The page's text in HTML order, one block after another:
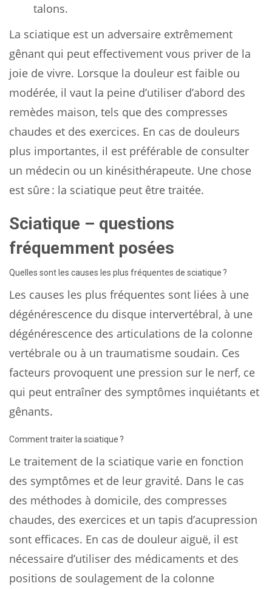
talons.
La sciatique est un adversaire extrêmement
gênant qui peut effectivement vous priver de la
joie de vivre. Lorsque la douleur est faible ou
modérée, il vaut la peine d’utiliser d’abord des
remèdes maison, tels que des compresses
chaudes et des exercices. En cas de douleurs
plus importantes, il est préférable de consulter
un médecin ou un kinésithérapeute. Une chose
est sûre : la sciatique peut être traitée.
Sciatique – questions
fréquemment posées
Quelles sont les causes les plus fréquentes de sciatique ?
Les causes les plus fréquentes sont liées à une
dégénérescence du disque intervertébral, à une
dégénérescence des articulations de la colonne
vertébrale ou à un traumatisme soudain. Ces
facteurs provoquent une pression sur le nerf, ce
qui peut entraîner des symptômes inquiétants et
gênants.
Comment traiter la sciatique ?
Le traitement de la sciatique varie en fonction
des symptômes et de leur gravité. Dans le cas
des méthodes à domicile, des compresses
chaudes, des exercices et un tapis d’acupression
sont efficaces. En cas de douleur aiguë, il est
nécessaire d’utiliser des médicaments et des
positions de soulagement de la colonne